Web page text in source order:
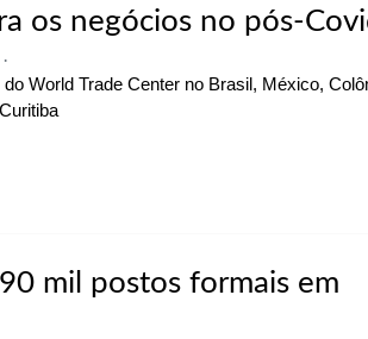
os negócios no pós-
World Trade Center no Brasil, México,
mil postos formais em